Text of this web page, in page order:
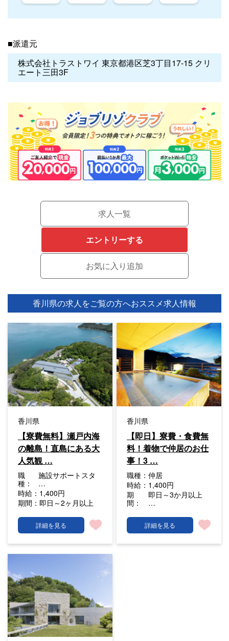
■派遣元
株式会社トラストワイ 東京都港区芝3丁目17-15 クリ
エート三田3F
求人一覧
エントリーする
香川県の求人をご覧の方へおススメ求人情報
香川県
【寮費無料】瀬戸内海
の離島！直島にある大
人気観 …
職
種：
施設サポートスタ
…
時給： 1,400円
期間： 即日～2ヶ月以上
詳細を見る
香川県
【即日】寮費・食費無
料！着物で仲居のお仕
事！3 …
職種：仲居
時給： 1,400円
期
間：
即日～3か月以上
…
詳細を見る